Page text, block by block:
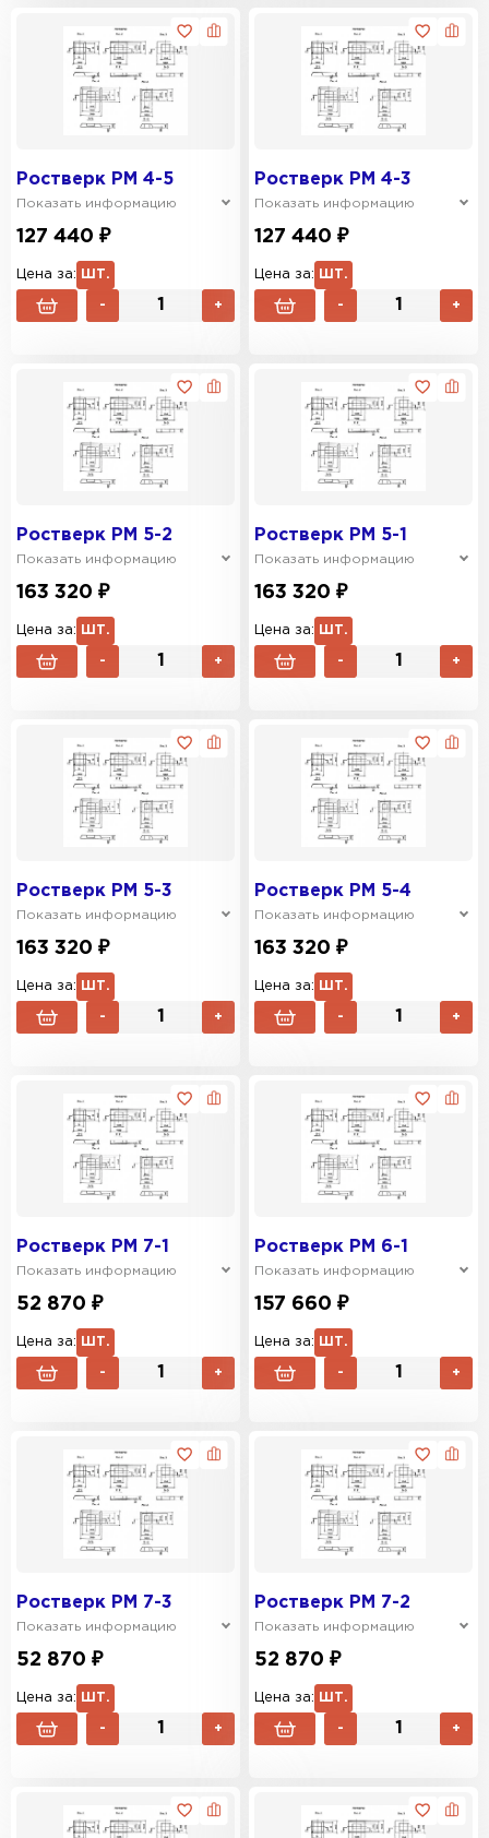
Ростверк РМ 4-5
Показать информацию
127 440 ₽
Цена за: ШТ.
- +
Ростверк РМ 4-3
Показать информацию
127 440 ₽
Цена за: ШТ.
- +
Ростверк РМ 5-2
Показать информацию
163 320 ₽
Цена за: ШТ.
- +
Ростверк РМ 5-1
Показать информацию
163 320 ₽
Цена за: ШТ.
- +
Ростверк РМ 5-3
Показать информацию
163 320 ₽
Цена за: ШТ.
- +
Ростверк РМ 5-4
Показать информацию
163 320 ₽
Цена за: ШТ.
- +
Ростверк РМ 7-1
Показать информацию
52 870 ₽
Цена за: ШТ.
- +
Ростверк РМ 6-1
Показать информацию
157 660 ₽
Цена за: ШТ.
- +
Ростверк РМ 7-3
Показать информацию
52 870 ₽
Цена за: ШТ.
- +
Ростверк РМ 7-2
Показать информацию
52 870 ₽
Цена за: ШТ.
- +